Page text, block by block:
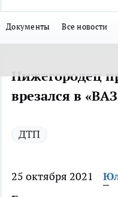
Документы Все новости
Нижегородец
врезался в
ДТП
25 октября 2021